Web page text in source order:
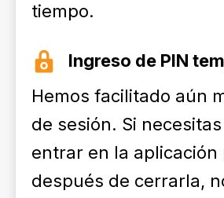
tiempo.
Ingreso de PIN
Hemos facilitado aún
de sesión. Si
entrar en la aplicación
después de cerrarla,